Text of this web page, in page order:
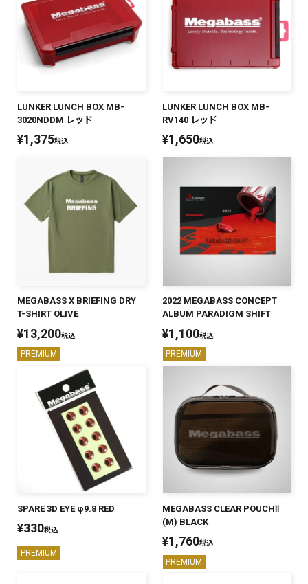
LUNKER LUNCH BOX MB-
3020NDDM レッド
¥1,375税込
LUNKER LUNCH BOX MB-
RV140 レッド
¥1,650税込
MEGABASS X BRIEFING DRY
T-SHIRT OLIVE
¥13,200税込
PREMIUM
2022 MEGABASS CONCEPT
ALBUM PARADIGM SHIFT
¥1,100税込
PREMIUM
SPARE 3D EYE φ9.8 RED
¥330税込
PREMIUM
MEGABASS CLEAR POUCHⅡ
(M) BLACK
¥1,760税込
PREMIUM